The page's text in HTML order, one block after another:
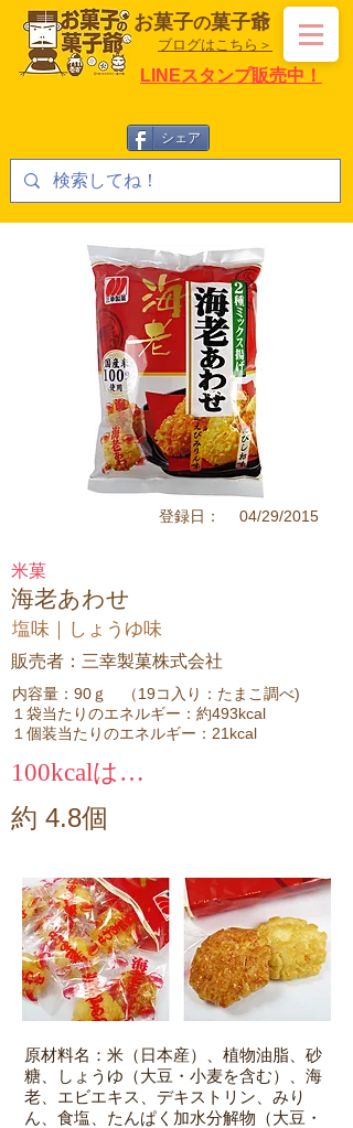
お菓子の菓子爺
ブログはこちら＞
シェア
LINEスタンプ販売中！
登録日： 04/29/2015
米菓
海老あわせ
塩味｜しょうゆ味
販売者：三幸製菓株式会社
内容量：90ｇ （19コ入り：たまこ調べ)
１袋当たりのエネルギー：約493kcal
１個装当たりのエネルギー：21kcal
100kcalは…
約 4.8個
原材料名：米（日本産）、植物油脂、砂
糖、しょうゆ（大豆・小麦を含む）、海
老、エビエキス、デキストリン、みり
ん、食塩、たんぱく加水分解物（大豆・